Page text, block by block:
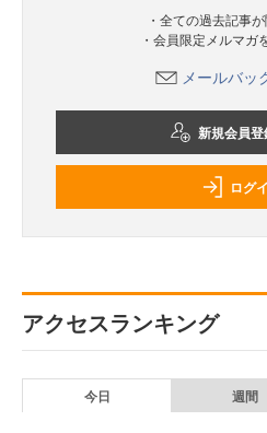
・全ての過去記事
・会員限定メルマガ
メールバッ
新規会員登
ログ
アクセスランキング
今日 週間